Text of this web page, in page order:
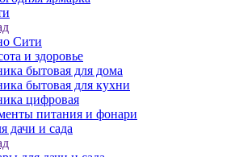
Сити
и здоровье
бытовая для дома
бытовая для кухни
цифровая
питания и фонари
дачи и сада